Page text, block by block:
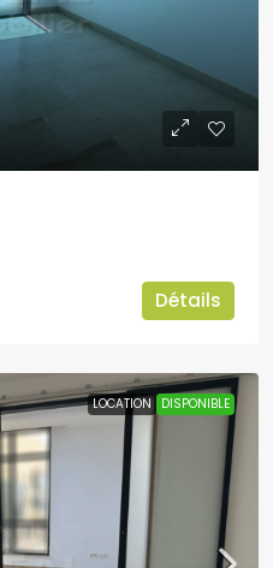
Détails
LOCATION DISPONIBLE